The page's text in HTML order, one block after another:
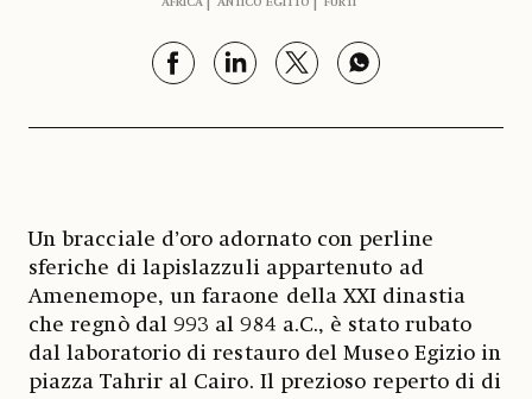
AFRICA ANTICO EGITTO FURTI
Un bracciale d’oro adornato con perline
sferiche di lapislazzuli appartenuto ad
Amenemope, un faraone della XXI dinastia
che regnò dal 993 al 984 a.C., è stato rubato
dal laboratorio di restauro del Museo Egizio in
piazza Tahrir al Cairo. Il prezioso reperto di di